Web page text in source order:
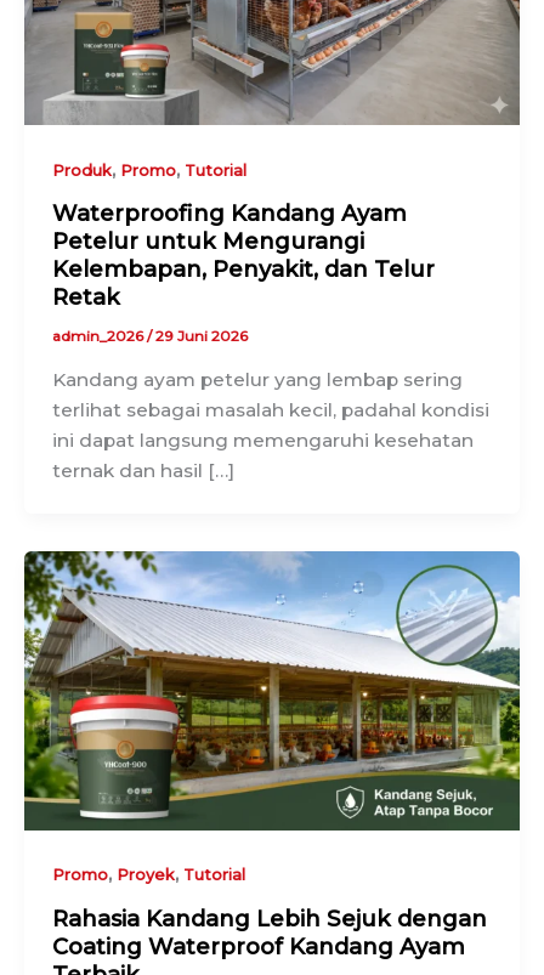
Produk, Promo, Tutorial
Waterproofing Kandang Ayam
Petelur untuk Mengurangi
Kelembapan, Penyakit, dan Telur
Retak
admin_2026/29 Juni 2026
Kandang ayam petelur yang lembap sering
terlihat sebagai masalah kecil, padahal kondisi
ini dapat langsung memengaruhi kesehatan
ternak dan hasil […]
Promo, Proyek, Tutorial
Rahasia Kandang Lebih Sejuk dengan
Coating Waterproof Kandang Ayam